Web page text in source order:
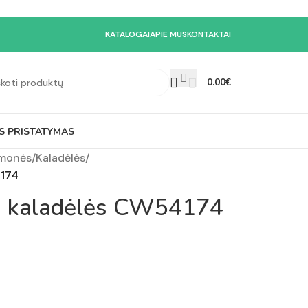
KATALOGAIAPIE MUSKONTAKTAI
0.00€
PRISTATYMAS
/Kaladėlės/
CW54174